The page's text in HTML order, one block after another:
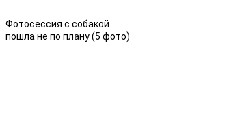
Фотосессия с собакой
пошла не по плану (5 фото)